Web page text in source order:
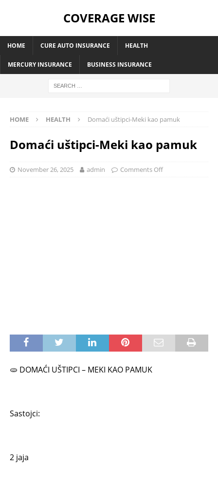
COVERAGE WISE
HOME CURE AUTO INSURANCE HEALTH
MERCURY INSURANCE BUSINESS INSURANCE
HOME HEALTH Domaći uštipci-Meki kao pamuk
Domaći uštipci-Meki kao pamuk
November 26, 2025 admin Comments Off
🫓 DOMAĆI UŠTIPCI – MEKI KAO PAMUK
Sastojci:
2 jaja